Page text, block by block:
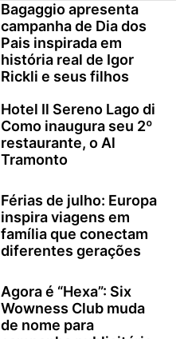
Bagaggio apresenta
campanha de Dia dos
Pais inspirada em
história real de Igor
Rickli e seus filhos
Hotel Il Sereno Lago di
Como inaugura seu 2º
restaurante, o Al
Tramonto
Férias de julho: Europa
inspira viagens em
família que conectam
diferentes gerações
Agora é “Hexa”: Six
Wowness Club muda
de nome para